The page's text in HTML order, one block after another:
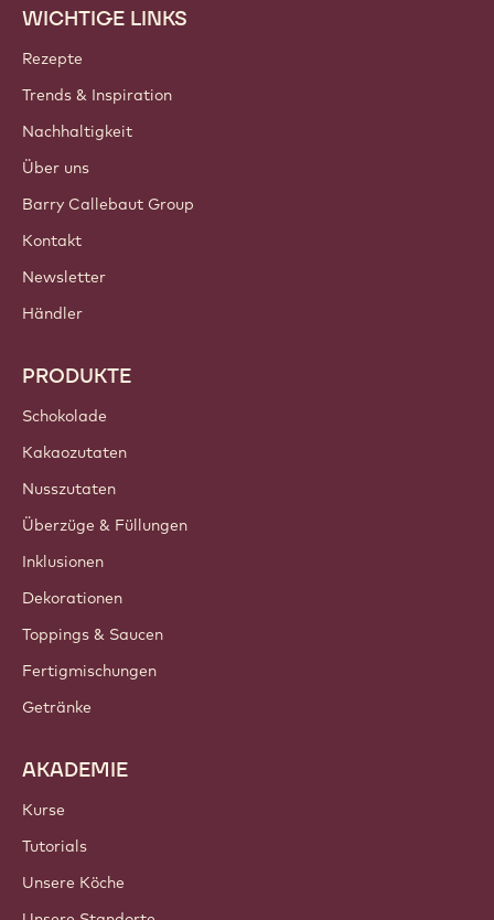
Footer
Callebaut
WICHTIGE LINKS
Rezepte
Trends & Inspiration
Nachhaltigkeit
Über uns
Barry Callebaut Group
Kontakt
Newsletter
Händler
PRODUKTE
Schokolade
Kakaozutaten
Nusszutaten
Überzüge & Füllungen
Inklusionen
Dekorationen
Toppings & Saucen
Fertigmischungen
Getränke
AKADEMIE
Kurse
Tutorials
Unsere Köche